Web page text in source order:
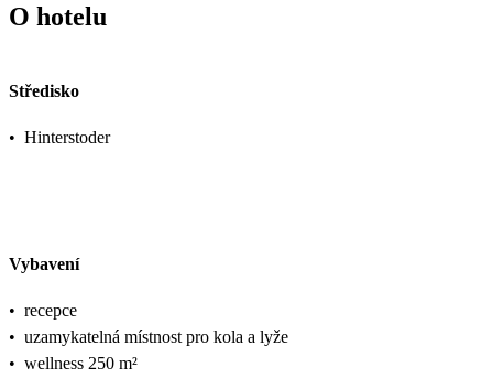
O hotelu
Středisko
• Hinterstoder
Vybavení
• recepce
• uzamykatelná místnost pro kola a lyže
• wellness 250 m²